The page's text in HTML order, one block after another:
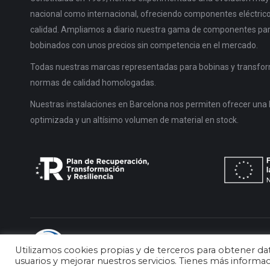
nacional como internacional, ofreciendo componentes
calidad. Ampliamos a diario nuestra gama de componentes
bobinados con unos precios sin competencia en el mercado.
Todas nuestras marcas representadas para bobinas y
normas de calidad homologadas.
Nuestras instalaciones en Barcelona nos permiten ofrecer una
optimizada y un altísimo volumen de material en stock.
Componentes y materias primas para la
Utilizamos cookies propias y de terceros para obtener
usuarios y mejorar nuestros servicios. Tienes más